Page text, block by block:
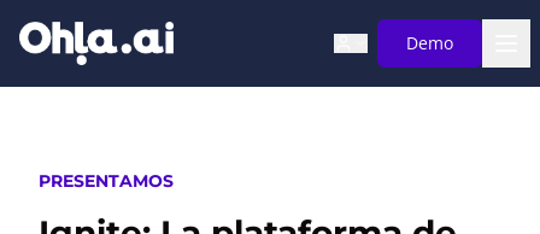
Saltar al contenido principal
Demo
PRESENTAMOS